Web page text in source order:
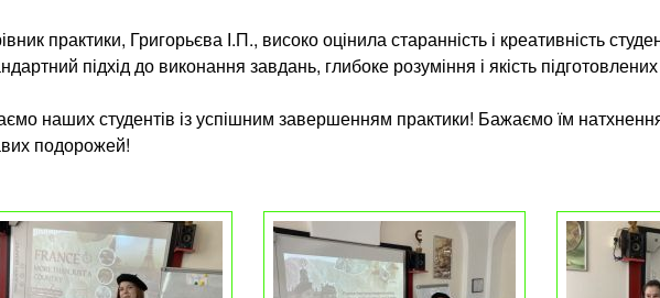
практики, Григорьєва І.П., високо оцінила старанність і креативність
підхід до виконання завдань, глибоке розуміння і якість
наших студентів із успішним завершенням практики! Бажаємо їм
подорожей!